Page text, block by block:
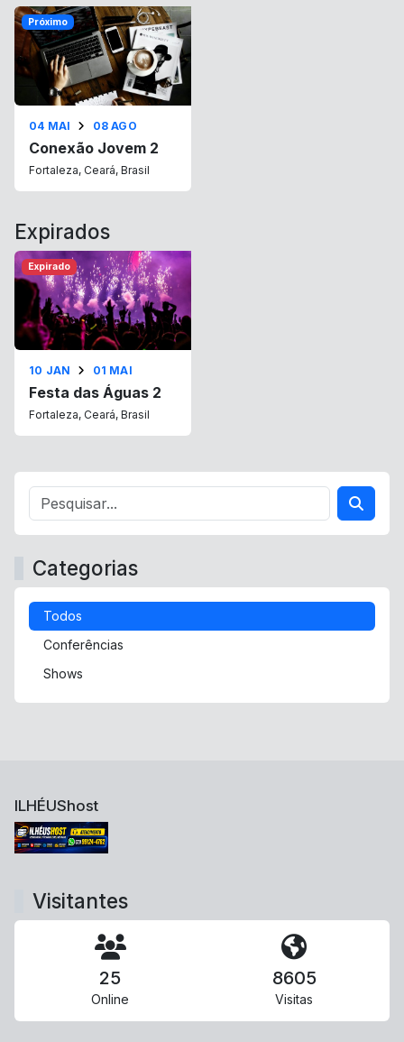
04 MAI 08 AGO
Conexão Jovem 2
Fortaleza, Ceará, Brasil
Próximo
Expirados
10 JAN 01 MAI
Festa das Águas 2
Fortaleza, Ceará, Brasil
Expirado
Categorias
Todos
Conferências
Shows
ILHÉUShost
Visitantes
25
Online
8605
Visitas